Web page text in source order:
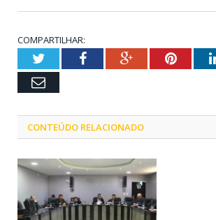
COMPARTILHAR:
TwitterFacebookGoogle+
Email
CONTEÚDO RELACIONADO